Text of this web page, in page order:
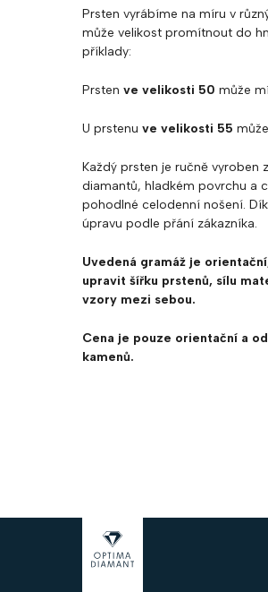
Prsten vyrábíme na míru v
může velikost promítnout do
příklady:
Prsten ve velikosti 50 může
U prstenu ve velikosti 55
Každý prsten je ručně vyroben
diamantů, hladkém povrchu a
pohodlné celodenní nošení.
úpravu podle přání zákazníka.
Uvedená gramáž je
upravit šířku prstenů, sílu
vzory mezi sebou.
Cena je pouze orientační a
kamenů.